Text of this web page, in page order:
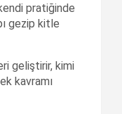
pratiğinde
gezip kitle
geliştirir, kimi
kavramı